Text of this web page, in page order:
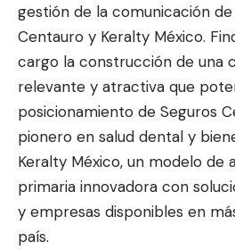
gestión de la comunicación
Centauro y Keralty México.
cargo la construcción de una
relevante y atractiva que
posicionamiento de Seguros
pionero en salud dental y
Keralty México, un modelo de
primaria innovadora con
y empresas disponibles en
país.